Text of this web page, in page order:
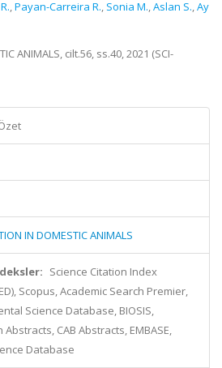
,Payan-Carreira R., Sonia M.,Aslan S.,Ay
ANIMALS, cilt.56, ss.40, 2021 (SCI-
IN DOMESTIC ANIMALS
Science Citation Index
Scopus, Academic Search Premier,
Science Database, BIOSIS,
CAB Abstracts, EMBASE,
Database